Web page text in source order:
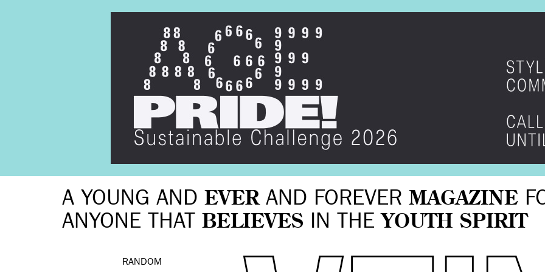
A YOUNG AND EVERAND FOREVER MAGAZINE
ANYONE THAT BELIEVES IN THE YOUTH SPIRIT
RANDOM